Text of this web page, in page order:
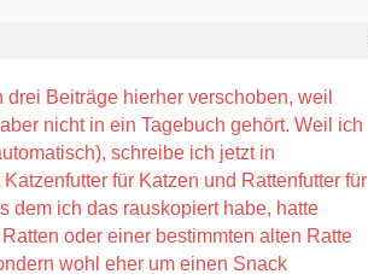
Beiträge hierher verschoben, weil
nicht in ein Tagebuch gehört. Weil ich
schreibe ich jetzt in
für Katzen und Rattenfutter für
dem ich das rauskopiert habe, hatte
oder einer bestimmten alten Ratte
wohl eher um einen Snack